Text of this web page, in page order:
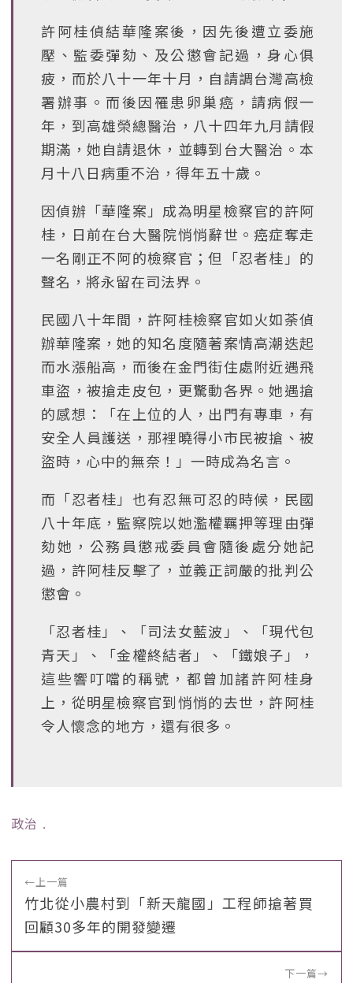
許阿桂偵結華隆案後，因先後遭立委施
壓、監委彈劾、及公懲會記過，身心俱
疲，而於八十一年十月，自請調台灣高檢
署辦事。而後因罹患卵巢癌，請病假一
年，到高雄榮總醫治，八十四年九月請假
期滿，她自請退休，並轉到台大醫治。本
月十八日病重不治，得年五十歲。
因偵辦「華隆案」成為明星檢察官的許阿
桂，日前在台大醫院悄悄辭世。癌症奪走
一名剛正不阿的檢察官；但「忍者桂」的
聲名，將永留在司法界。
民國八十年間，許阿桂檢察官如火如荼偵
辦華隆案，她的知名度隨著案情高潮迭起
而水漲船高，而後在金門街住處附近遇飛
車盜，被搶走皮包，更驚動各界。她遇搶
的感想：「在上位的人，出門有專車，有
安全人員護送，那裡曉得小市民被搶、被
盜時，心中的無奈！」一時成為名言。
而「忍者桂」也有忍無可忍的時候，民國
八十年底，監察院以她濫權羈押等理由彈
劾她，公務員懲戒委員會隨後處分她記
過，許阿桂反擊了，並義正詞嚴的批判公
懲會。
「忍者桂」、「司法女藍波」、「現代包
青天」、「金權終結者」、「鐵娘子」，
這些響叮噹的稱號，都曾加諸許阿桂身
上，從明星檢察官到悄悄的去世，許阿桂
令人懷念的地方，還有很多。
政治 ﹒
←上一篇
竹北從小農村到「新天龍國」工程師搶著買
回顧30多年的開發變遷
下一篇→